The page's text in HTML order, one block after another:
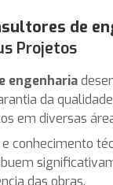
de
Projetos
engenharia
da
em diversas
conhecimento
das obras.